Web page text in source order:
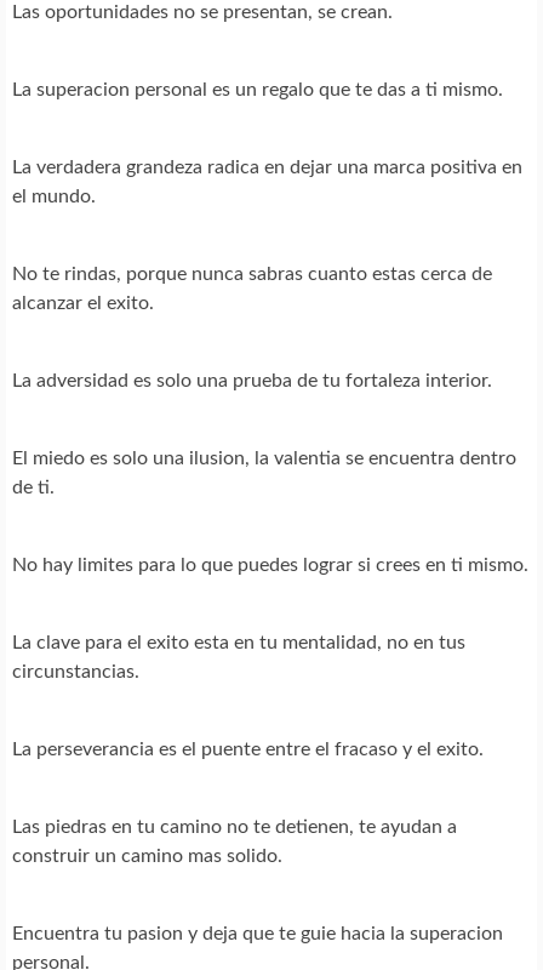
Las oportunidades no se presentan, se crean.
La superacion personal es un regalo que te das a ti mismo.
La verdadera grandeza radica en dejar una marca positiva en
el mundo.
No te rindas, porque nunca sabras cuanto estas cerca de
alcanzar el exito.
La adversidad es solo una prueba de tu fortaleza interior.
El miedo es solo una ilusion, la valentia se encuentra dentro
de ti.
No hay limites para lo que puedes lograr si crees en ti mismo.
La clave para el exito esta en tu mentalidad, no en tus
circunstancias.
La perseverancia es el puente entre el fracaso y el exito.
Las piedras en tu camino no te detienen, te ayudan a
construir un camino mas solido.
Encuentra tu pasion y deja que te guie hacia la superacion
personal.